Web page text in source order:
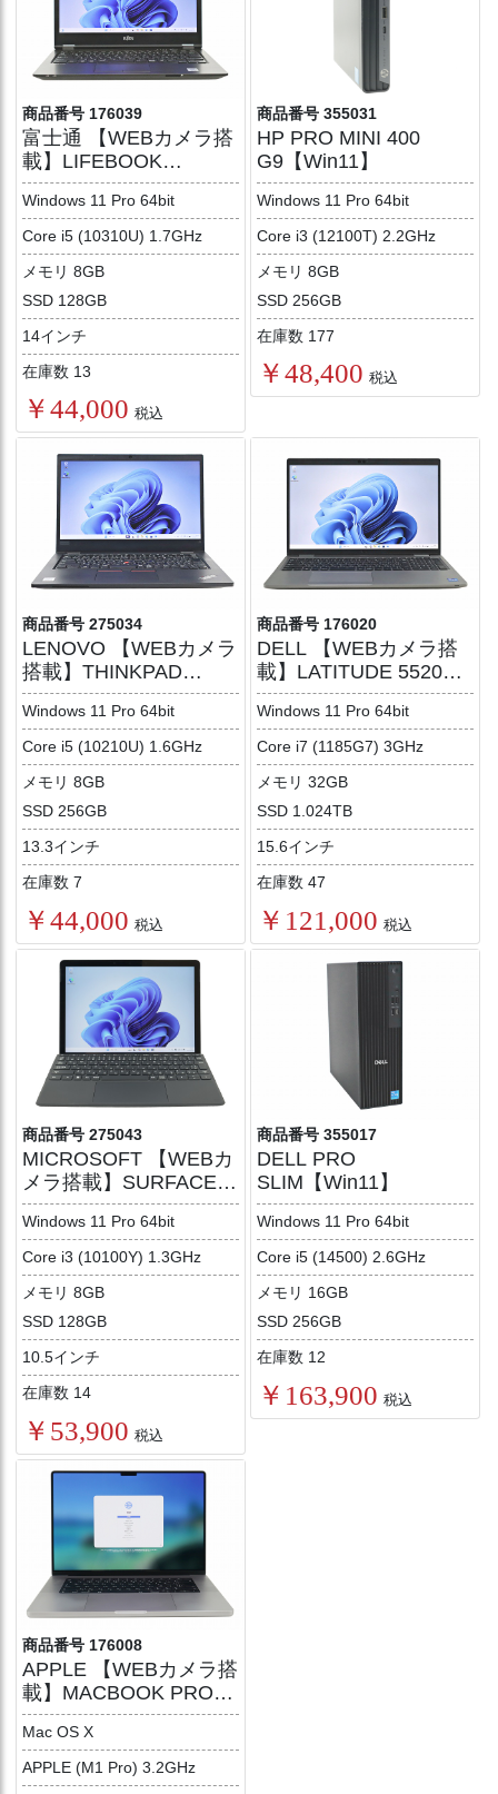
商品番号 176039
富士通 【WEBカメラ搭
載】LIFEBOOK
U7410/D【Win11】
Windows 11 Pro 64bit
Core i5 (10310U) 1.7GHz
メモリ 8GB
SSD 128GB
14インチ
在庫数 13
￥44,000 税込
商品番号 355031
HP PRO MINI 400
G9【Win11】
Windows 11 Pro 64bit
Core i3 (12100T) 2.2GHz
メモリ 8GB
SSD 256GB
在庫数 177
￥48,400 税込
商品番号 275034
LENOVO 【WEBカメラ
搭載】THINKPAD
L13【Win11】
Windows 11 Pro 64bit
Core i5 (10210U) 1.6GHz
メモリ 8GB
SSD 256GB
13.3インチ
在庫数 7
￥44,000 税込
商品番号 176020
DELL 【WEBカメラ搭
載】LATITUDE 5520
(LTEモデル)【Win11】
Windows 11 Pro 64bit
Core i7 (1185G7) 3GHz
メモリ 32GB
SSD 1.024TB
15.6インチ
在庫数 47
￥121,000 税込
商品番号 275043
MICROSOFT 【WEBカ
メラ搭載】SURFACE
GO 3 LTE ADVANCED
(LTEモデル)【Win11】
Windows 11 Pro 64bit
Core i3 (10100Y) 1.3GHz
メモリ 8GB
SSD 128GB
10.5インチ
在庫数 14
￥53,900 税込
商品番号 355017
DELL PRO
SLIM【Win11】
Windows 11 Pro 64bit
Core i5 (14500) 2.6GHz
メモリ 16GB
SSD 256GB
在庫数 12
￥163,900 税込
商品番号 176008
APPLE 【WEBカメラ搭
載】MACBOOK PRO
16-INCH 2021
Mac OS X
APPLE (M1 Pro) 3.2GHz